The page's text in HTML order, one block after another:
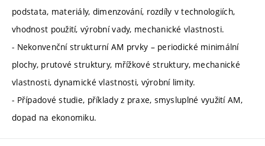
podstata, materiály, dimenzování, rozdíly v technologiích,
vhodnost použití, výrobní vady, mechanické vlastnosti.
- Nekonvenční strukturní AM prvky – periodické minimální
plochy, prutové struktury, mřížkové struktury, mechanické
vlastnosti, dynamické vlastnosti, výrobní limity.
- Případové studie, příklady z praxe, smysluplné využití AM,
dopad na ekonomiku.